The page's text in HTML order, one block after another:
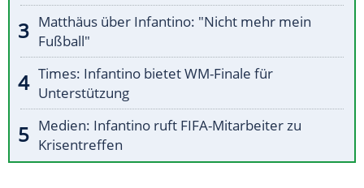
Matthäus über Infantino: "Nicht mehr mein
Fußball"
Times: Infantino bietet WM-Finale für
Unterstützung
Medien: Infantino ruft FIFA-Mitarbeiter zu
Krisentreffen